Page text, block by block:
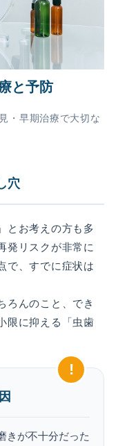
と予防
・早期治療で大切な
穴
とお考えの方も多
発リスクが非常に
で、すでに症状は
ろんのこと、でき
限に抑える「虫歯
!
きが不十分だった